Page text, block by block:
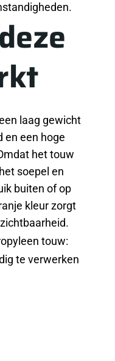
laag gewicht
en een hoge
het touw
soepel en
buiten of op
kleur zorgt
touw:
te verwerken